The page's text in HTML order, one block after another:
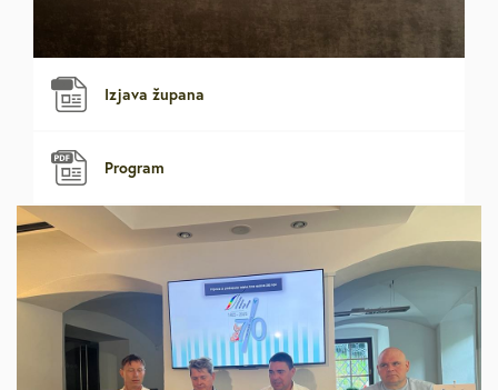
Izjava župana
Program